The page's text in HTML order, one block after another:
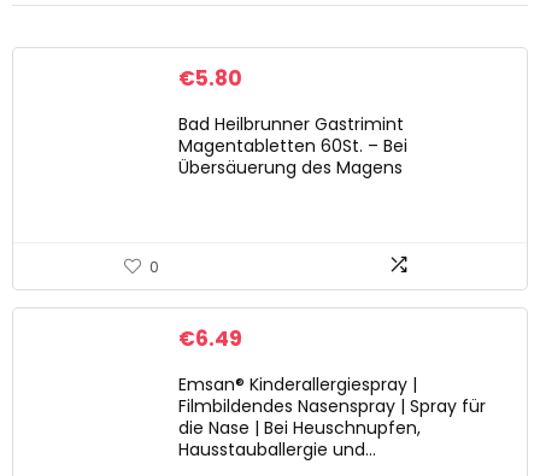
€5.80
Bad Heilbrunner Gastrimint
Magentabletten 60St. – Bei
Übersäuerung des Magens
0
€6.49
Emsan® Kinderallergiespray |
Filmbildendes Nasenspray | Spray für
die Nase | Bei Heuschnupfen,
Hausstauballergie und…